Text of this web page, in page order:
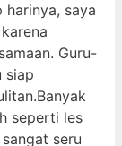
harinya, saya
Guru-
siap
seperti les
seru